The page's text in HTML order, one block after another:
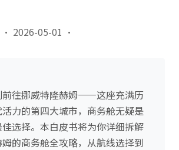
· 2026-05-01 ·
前往挪威特隆赫姆——这座充满历
力的第四大城市，商务舱无疑是
选择。本白皮书将为你详细拆解
的商务舱全攻略，从航线选择到